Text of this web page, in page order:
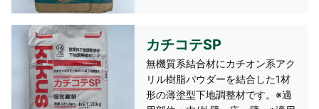
PC板、ブロック 1袋25kg 約2
㎡（10mm厚）/袋
カチコテSP
無機質系結合材にカチオン系アク
リル樹脂パウダーを結合した1材
形の薄塗型下地調整材です。※適